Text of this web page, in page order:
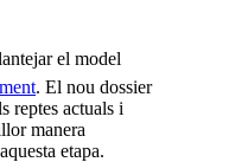
el model
. El nou dossier
reptes actuals i
manera
etapa.